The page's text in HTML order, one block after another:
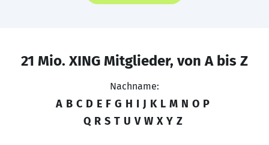
21 Mio. XING Mitglieder, von A bis Z
Nachname:
A B C D E F G H I J K L M N O P
Q R S T U V W X Y Z